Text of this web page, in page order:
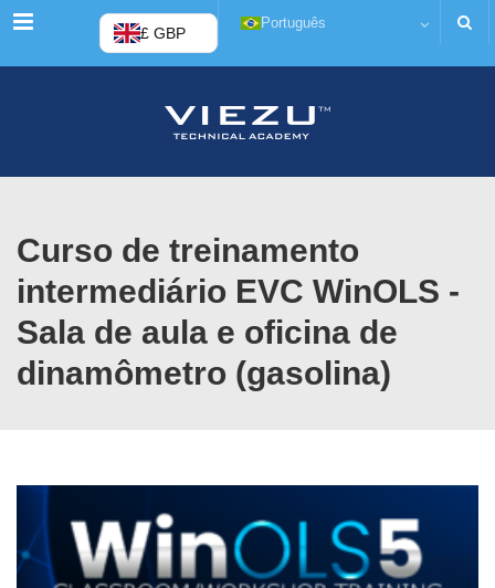
Menu £ GBP
Português
Curso de treinamento
intermediário EVC WinOLS -
Sala de aula e oficina de
dinamômetro (gasolina)